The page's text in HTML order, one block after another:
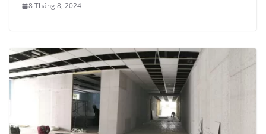
8 Tháng 8, 2024